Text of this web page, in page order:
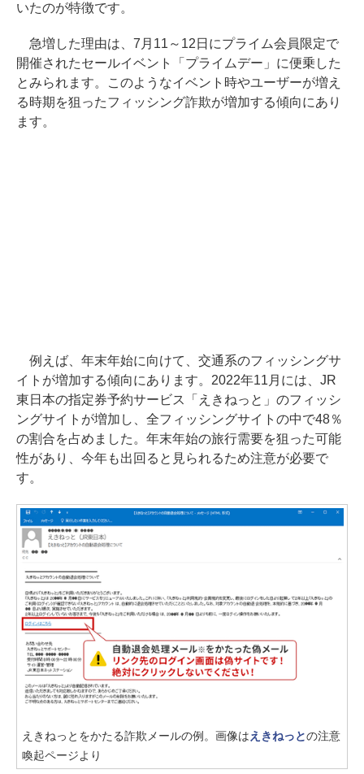
いたのが特徴です。
急増した理由は、7月11～12日にプライム会員限定で
開催されたセールイベント「プライムデー」に便乗した
とみられます。このようなイベント時やユーザーが増え
る時期を狙ったフィッシング詐欺が増加する傾向にあり
ます。
例えば、年末年始に向けて、交通系のフィッシングサ
イトが増加する傾向にあります。2022年11月には、JR
東日本の指定券予約サービス「えきねっと」のフィッシ
ングサイトが増加し、全フィッシングサイトの中で48％
の割合を占めました。年末年始の旅行需要を狙った可能
性があり、今年も出回ると見られるため注意が必要で
す。
えきねっとをかたる詐欺メールの例。画像はえきねっとの注意
喚起ページより